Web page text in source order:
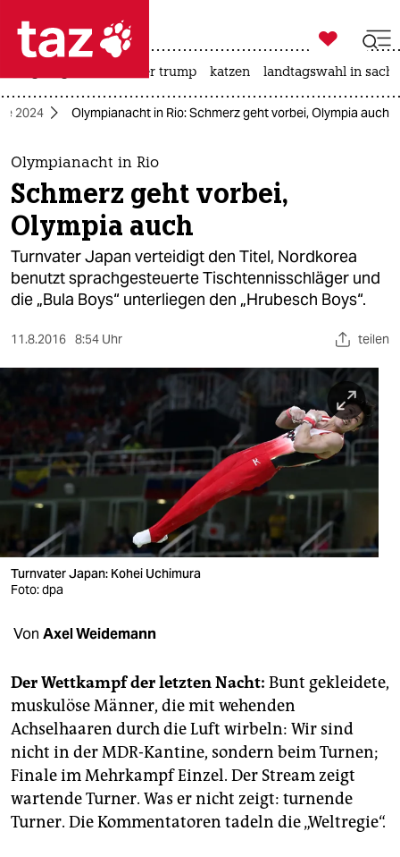
 taz zahl ich
taz zahl ich
themen
politik
öko
gesellschaft
sport
nord
wahrheit
verlag
veranstaltungen
shop
unterstützen
abo
genossenschaft
epaper login

taz zahl ich
usa unter trump katzen landtagswahl in
2024 Olympianacht in Rio: Schmerz geht vorbei, Olympia auch
Olympianacht in Rio
Schmerz geht vorbei,
Olympia auch
Turnvater Japan verteidigt den Titel, Nordkorea
benutzt sprachgesteuerte Tischtennisschläger und
die „Bula Boys“ unterliegen den „Hrubesch Boys“.
11.8.2016 8:54 Uhr teilen
Turnvater Japan: Kohei Uchimura
Foto: dpa
Von Axel Weidemann
Der Wettkampf der letzten Nacht: Bunt gekleidete,
muskulöse Männer, die mit wehenden
Achselhaaren durch die Luft wirbeln: Wir sind
nicht in der MDR-Kantine, sondern beim Turnen;
Finale im Mehrkampf Einzel. Der Stream zeigt
wartende Turner. Was er nicht zeigt: turnende
Turner. Die Kommentatoren tadeln die „Weltregie“.